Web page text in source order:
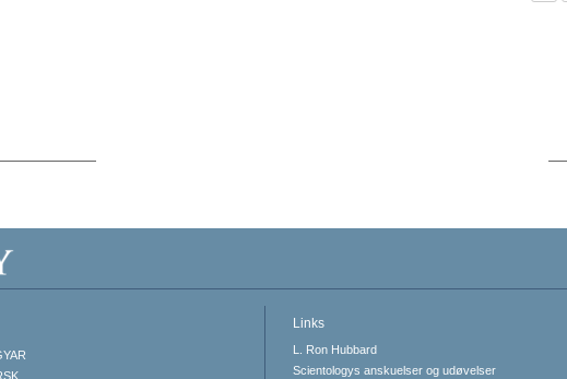
Links
L. Ron Hubbard
Scientologys anskuelser og udøvelser